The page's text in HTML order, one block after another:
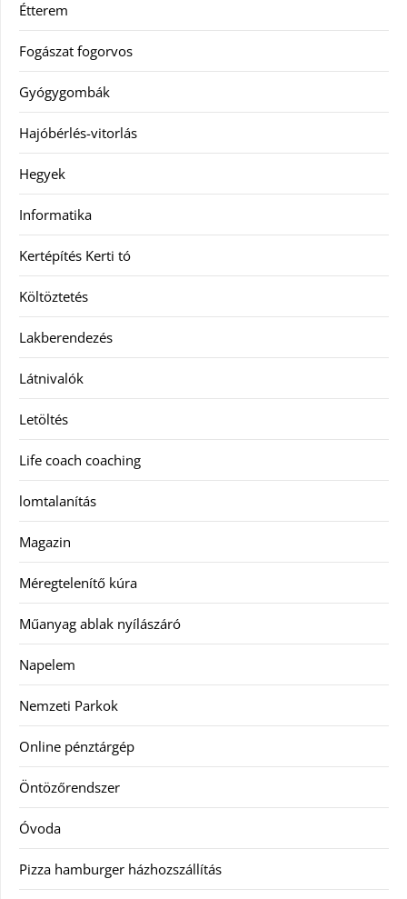
Étterem
Fogászat fogorvos
Gyógygombák
Hajóbérlés-vitorlás
Hegyek
Informatika
Kertépítés Kerti tó
Költöztetés
Lakberendezés
Látnivalók
Letöltés
Life coach coaching
lomtalanítás
Magazin
Méregtelenítő kúra
Műanyag ablak nyílászáró
Napelem
Nemzeti Parkok
Online pénztárgép
Öntözőrendszer
Óvoda
Pizza hamburger házhozszállítás